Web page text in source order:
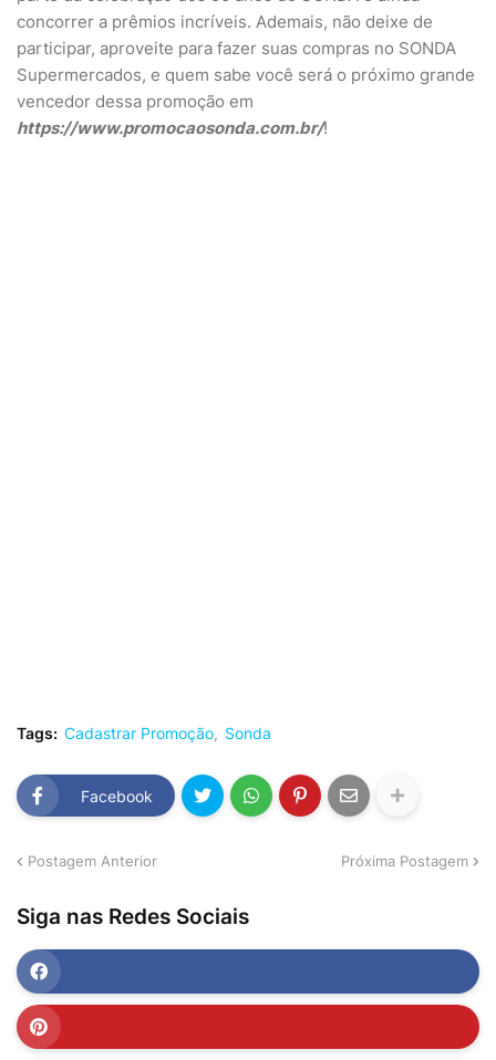
concorrer a prêmios incríveis. Ademais, não deixe de
participar, aproveite para fazer suas compras no SONDA
Supermercados, e quem sabe você será o próximo grande
vencedor dessa promoção em
https://www.promocaosonda.com.br/!
Tags: Cadastrar Promoção Sonda
Facebook
Postagem Anterior Próxima Postagem
Siga nas Redes Sociais